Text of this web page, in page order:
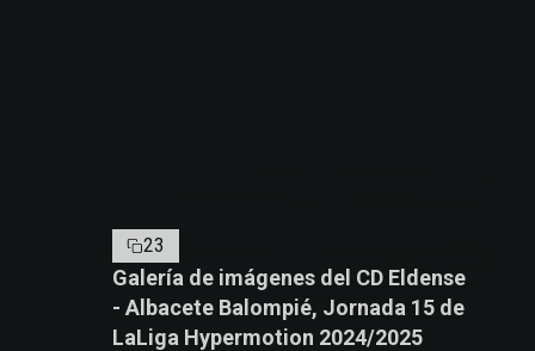
23
Galería de imágenes del CD Eldense
- Albacete Balompié, Jornada 15 de
LaLiga Hypermotion 2024/2025